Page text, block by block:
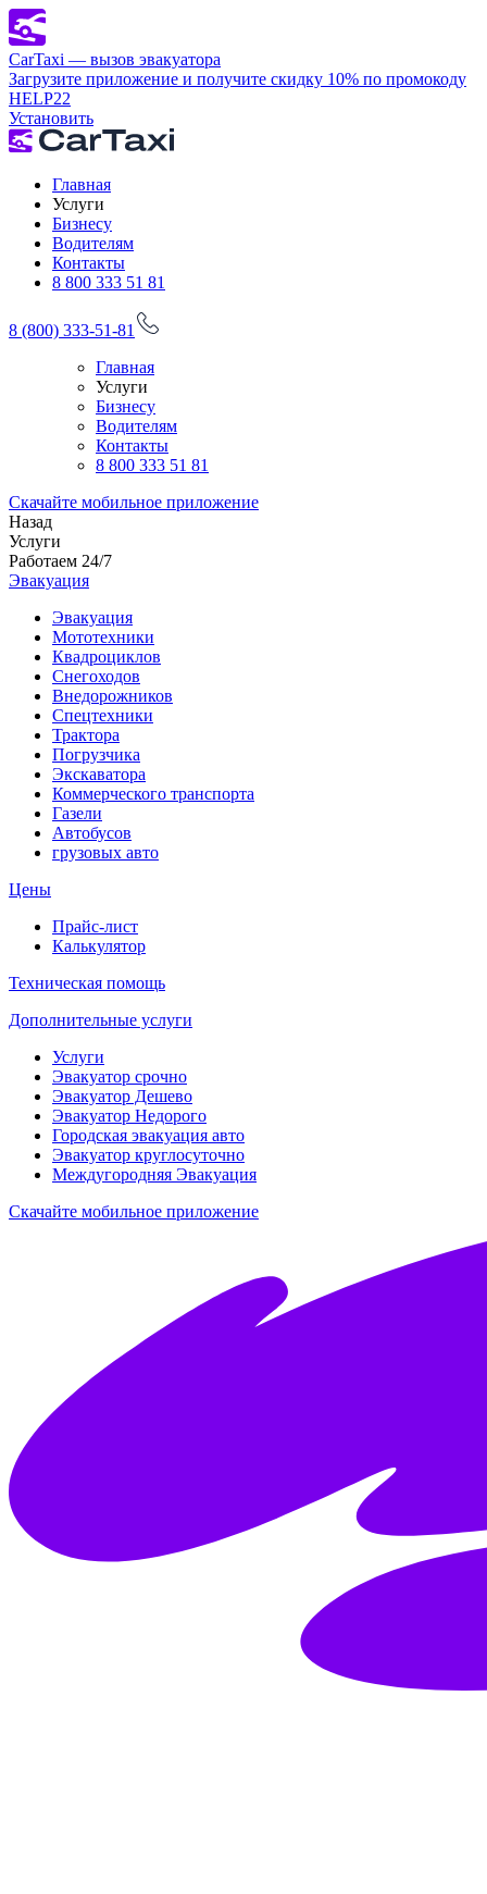
CarTaxi — вызов эвакуатора
Загрузите приложение и получите скидку 10% по промокоду
HELP22
Установить
Главная
Услуги
Бизнесу
Водителям
Контакты
8 800 333 51 81
8 (800) 333-51-81
Главная
Услуги
Бизнесу
Водителям
Контакты
8 800 333 51 81
Скачайте мобильное приложение
Назад
Услуги
Работаем 24/7
Эвакуация
Эвакуация
Мототехники
Квадроциклов
Снегоходов
Внедорожников
Спецтехники
Трактора
Погрузчика
Экскаватора
Коммерческого транспорта
Газели
Автобусов
грузовых авто
Цены
Прайс-лист
Калькулятор
Техническая помощь
Дополнительные услуги
Услуги
Эвакуатор срочно
Эвакуатор Дешево
Эвакуатор Недорого
Городская эвакуация авто
Эвакуатор круглосуточно
Междугородняя Эвакуация
Скачайте мобильное приложение